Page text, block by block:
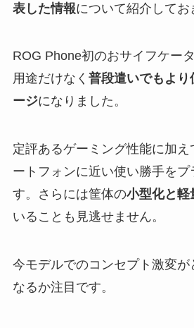
表した情報について紹介してお
ROG Phone初のおサイフケー
用途だけなく 普段遣いでもよ
ージになりました。
定評あるゲーミング性能に加
ートフォンに近い使い勝手をプ
す。さらには筐体の小型化と軽
いることも見逃せません。
今モデルでのコンセプト激変が
なるか注目です。